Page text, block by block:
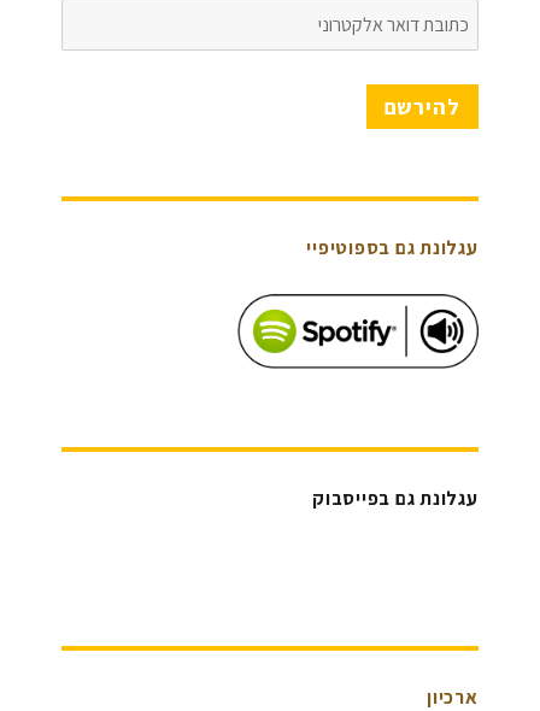
כתובת
דואר
אלקטרוני
להירשם
עגלונת גם בספוטיפיי
עגלונת גם בפייסבוק
ארכיון